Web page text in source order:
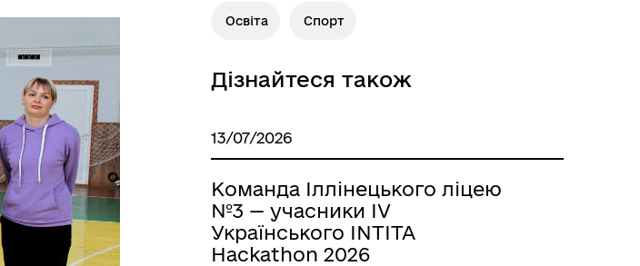
Освіта Спорт
Дізнайтеся також
13/07/2026
Команда Іллінецького ліцею
№3 — учасники IV
Українського INTITA
Hackathon 2026